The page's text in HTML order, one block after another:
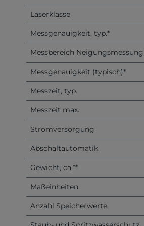
Laserklasse
Messgenauigkeit, typ.*
Messbereich Neigungsmessung
Messgenauigkeit (typisch)*
Messzeit, typ.
Messzeit max.
Stromversorgung
Abschaltautomatik
Gewicht, ca.**
Maßeinheiten
Anzahl Speicherwerte